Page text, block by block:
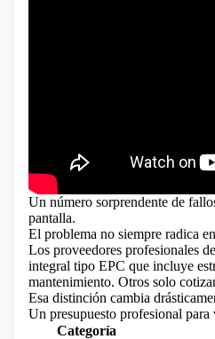
Un número sorprendente de
pantalla.
El problema no siempre radica
Los proveedores profesionales
integral tipo EPC que incluye
mantenimiento. Otros solo
Esa distinción cambia
Un presupuesto profesional
Categoría